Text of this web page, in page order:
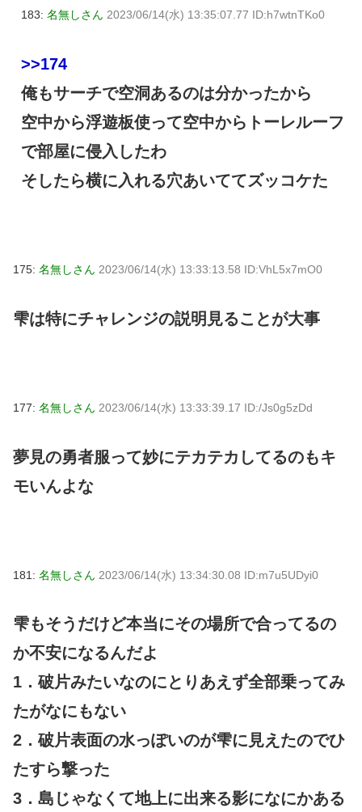
183: 名無しさん 2023/06/14(水) 13:35:07.77 ID:h7wtnTKo0
>>174
俺もサーチで空洞あるのは分かったから
空中から浮遊板使って空中からトーレルーフ
で部屋に侵入したわ
そしたら横に入れる穴あいててズッコケた
175: 名無しさん 2023/06/14(水) 13:33:13.58 ID:VhL5x7mO0
雫は特にチャレンジの説明見ることが大事
177: 名無しさん 2023/06/14(水) 13:33:39.17 ID:/Js0g5zDd
夢見の勇者服って妙にテカテカしてるのもキ
モいんよな
181: 名無しさん 2023/06/14(水) 13:34:30.08 ID:m7u5UDyi0
雫もそうだけど本当にその場所で合ってるの
か不安になるんだよ
1．破片みたいなのにとりあえず全部乗ってみ
たがなにもない
2．破片表面の水っぽいのが雫に見えたのでひ
たすら撃った
3．島じゃなくて地上に出来る影になにかある